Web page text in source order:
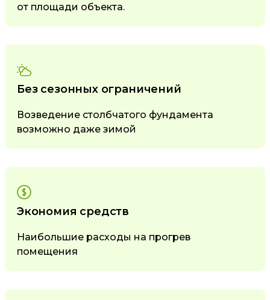
от площади объекта.
Без сезонных ограничений
Возведение столбчатого фундамента
возможно даже зимой
Экономия средств
Наибольшие расходы на прогрев
помещения